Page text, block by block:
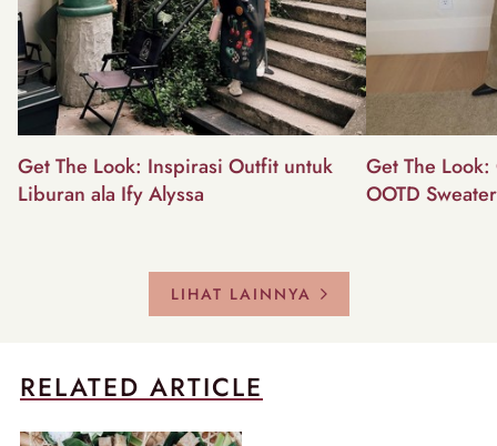
Get The Look: Inspirasi Outfit untuk
Liburan ala Ify Alyssa
Get The
OOTD
LIHAT LAINNYA
RELATED ARTICLE